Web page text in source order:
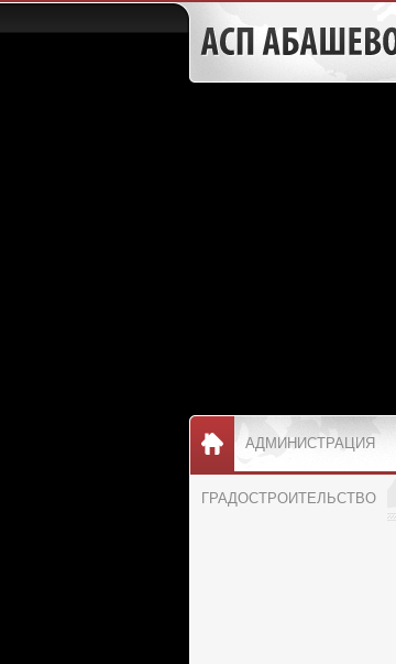
АДМИНИСТРАЦИЯ
ГРАДОСТРОИТЕЛЬСТВО